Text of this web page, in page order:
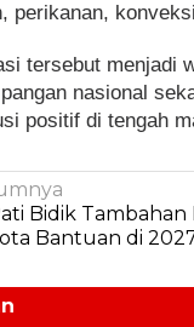
perikanan,
tersebut menjadi
nasional
positif di tengah
Bidik Tambahan
Bantuan di